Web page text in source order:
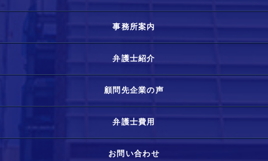
事務所案内
弁護士紹介
顧問先企業の声
弁護士費用
お問い合わせ